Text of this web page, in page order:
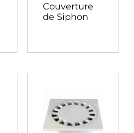
Couverture
de Siphon